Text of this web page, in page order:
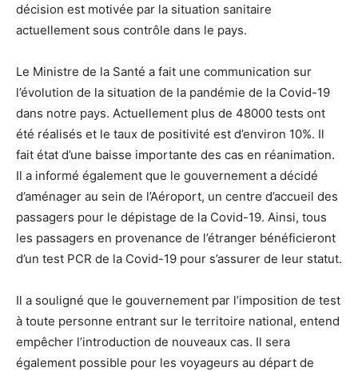
décision est motivée par la situation sanitaire
actuellement sous contrôle dans le pays.
Le Ministre de la Santé a fait une communication sur
l’évolution de la situation de la pandémie de la Covid-19
dans notre pays. Actuellement plus de 48000 tests ont
été réalisés et le taux de positivité est d’environ 10%. Il
fait état d’une baisse importante des cas en réanimation.
Il a informé également que le gouvernement a décidé
d’aménager au sein de l’Aéroport, un centre d’accueil des
passagers pour le dépistage de la Covid-19. Ainsi, tous
les passagers en provenance de l’étranger bénéficieront
d’un test PCR de la Covid-19 pour s’assurer de leur statut.
Il a souligné que le gouvernement par l’imposition de test
à toute personne entrant sur le territoire national, entend
empêcher l’introduction de nouveaux cas. Il sera
également possible pour les voyageurs au départ de